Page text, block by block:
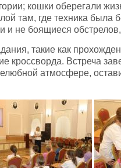
кошки оберегали
там, где техника была
не боящиеся
такие как
кроссворда. Встреча
атмосфере,